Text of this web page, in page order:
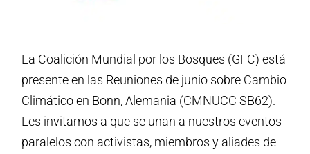
La Coalición Mundial por los Bosques (GFC) está
presente en las Reuniones de junio sobre Cambio
Climático en Bonn, Alemania (CMNUCC SB62).
Les invitamos a que se unan a nuestros eventos
paralelos con activistas, miembros y aliades de